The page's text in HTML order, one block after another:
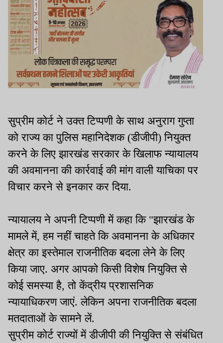
सुप्रीम कोर्ट ने उक्त टिप्पणी के साथ अनुराग गुप्ता
को राज्य का पुलिस महानिदेशक (डीजीपी) नियुक्त
करने के लिए झारखंड सरकार के खिलाफ न्यायालय
की अवमानना की कार्रवाई की मांग वाली याचिका पर
विचार करने से इनकार कर दिया.
न्यायालय ने अपनी टिप्पणी में कहा कि "झारखंड के
मामले में, हम नहीं चाहते कि अवमानना के अधिकार
क्षेत्र का इस्तेमाल राजनीतिक बदला लेने के लिए
किया जाए. अगर आपको किसी विशेष नियुक्ति से
कोई समस्या है, तो केंद्रीय प्रशासनिक
न्यायाधिकरण जाएं. लेकिन अपना राजनीतिक बदला
मतदाताओं के सामने लें.
सुप्रीम कोर्ट राज्यों में डीजीपी की नियुक्ति से संबंधित